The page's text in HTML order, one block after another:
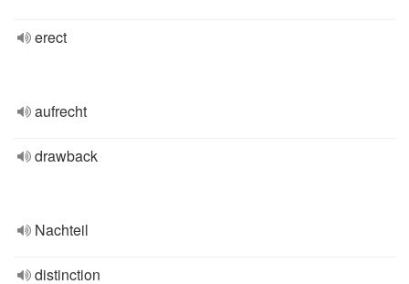
erect
aufrecht
drawback
Nachteil
distinction